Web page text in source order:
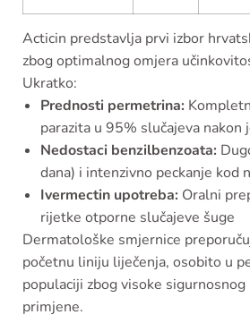
Acticin predstavlja prvi izbor
zbog optimalnog omjera
Ukratko:
Prednosti permetrina:
parazita u 95% slučajeva nakon
Nedostaci benzilbenzoata:
dana) i intenzivno peckanje kod
Ivermectin upotreba: Oralni
rijetke otporne slučajeve šuge
Dermatološke smjernice
početnu liniju liječenja, osobito u
populaciji zbog visoke
primjene.